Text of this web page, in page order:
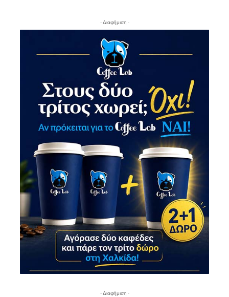
- Διαφήμιση -
- Διαφήμιση -